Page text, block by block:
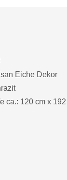
Eiche Dekor
ca.: 120 cm x